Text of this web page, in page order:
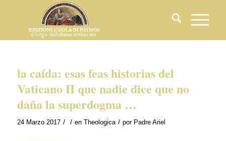
la caída: esas feas historias del
Vaticano II que nadie dice que no
daña la superdogma …
24 Marzo 2017 / / en Theologica / por Padre Ariel